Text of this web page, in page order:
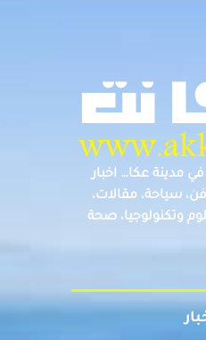
مدينة عكا… اخبار
سياحة، مقالات،
وتكنولوجيا، صحة